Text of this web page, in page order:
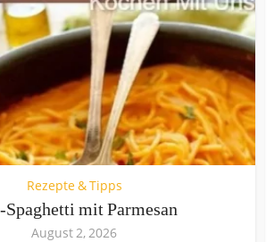
Rezepte & Tipps
mit Parmesan
August 2, 2026